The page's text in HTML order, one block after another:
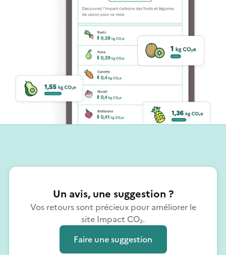
Un avis, une suggestion ?
Vos retours sont précieux pour améliorer le
site Impact CO₂.
Faire une suggestion